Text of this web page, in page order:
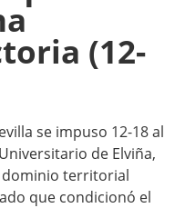
(12-
se impuso 12-18 al
de Elviña,
territorial
que condicionó el